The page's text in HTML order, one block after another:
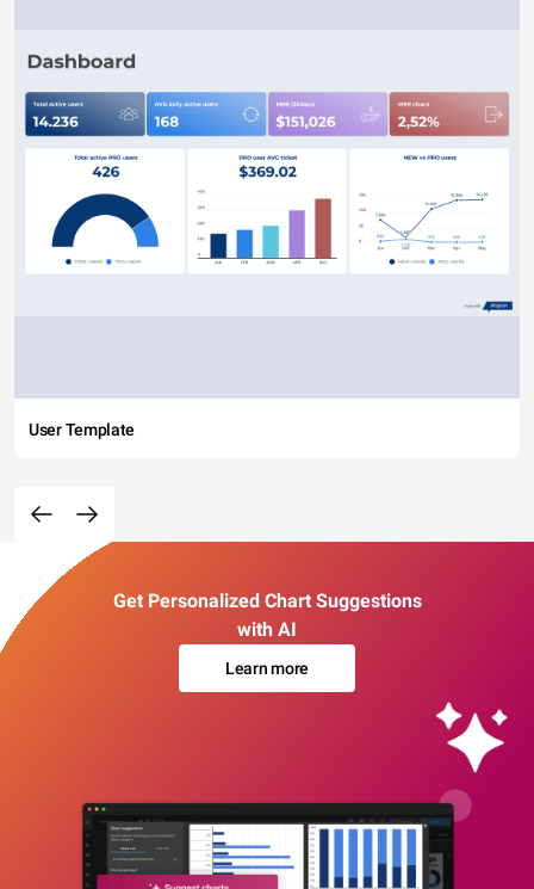
User Template
Get Personalized Chart Suggestions
with AI
Learn more